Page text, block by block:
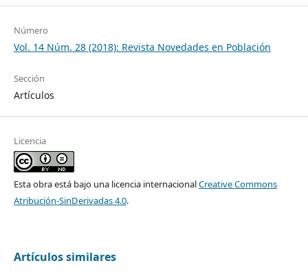
Número
Vol. 14 Núm. 28 (2018): Revista Novedades en Población
Sección
Artículos
Licencia
Esta obra está bajo una licencia internacionalCreative Commons
Atribución-SinDerivadas 4.0.
Artículos similares